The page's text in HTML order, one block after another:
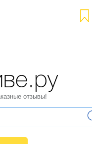
отзывы!